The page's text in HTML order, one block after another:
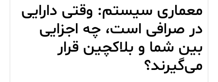
معماری سیستم: وقتی دارایی
در صرافی است، چه اجزایی
بین شما و بلاکچین قرار
می‌گیرند؟